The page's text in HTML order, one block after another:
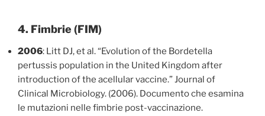
4. Fimbrie (FIM)
2006: Litt DJ, et al. “Evolution of the Bordetella
pertussis population in the United Kingdom after
introduction of the acellular vaccine.” Journal of
Clinical Microbiology. (2006). Documento che esamina
le mutazioni nelle fimbrie post-vaccinazione.